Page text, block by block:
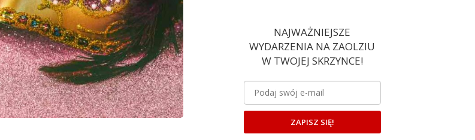
NAJWAŻNIEJSZE
WYDARZENIA NA ZAOLZIU
W TWOJEJ SKRZYNCE!
ZAPISZ SIĘ!